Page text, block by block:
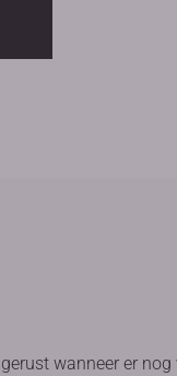
wanneer er